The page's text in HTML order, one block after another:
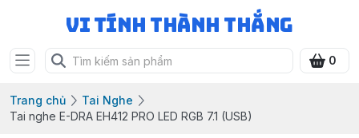
Vi Tính Thành Thắng
0
Trang chủ
Tai Nghe
Tai nghe E-DRA EH412 PRO LED RGB 7.1 (USB)